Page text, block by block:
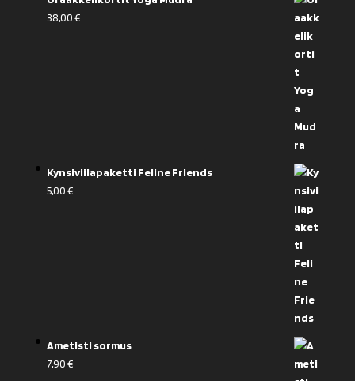
38,00€
Kynsiviilapaketti Feline Friends
5,00€
Ametisti sormus
7,90€